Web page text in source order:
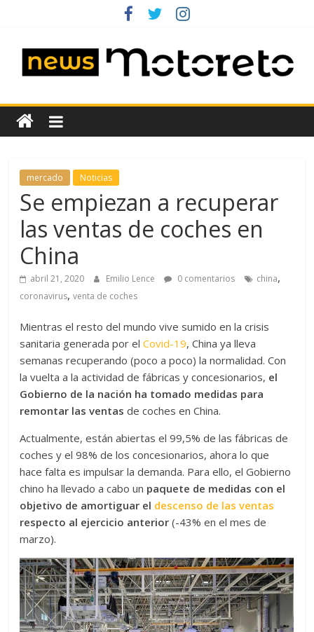
News
Motoreto
Noticias
coches
ocasión
mercado Noticias
Se empiezan a recuperar
las ventas de coches en
China
abril 21, 2020 Emilio Lence 0 comentarios china,
coronavirus,venta de coches
Mientras el resto del mundo vive sumido en la crisis
sanitaria generada por elCovid-19, China ya lleva
semanas recuperando (poco a poco) la normalidad. Con
la vuelta a la actividad de fábricas y concesionarios, el
Gobierno de la nación ha tomado medidas para
remontar las ventasde coches en China.
Actualmente, están abiertas el 99,5% de las fábricas de
coches y el 98% de los concesionarios, ahora lo que
hace falta es impulsar la demanda. Para ello, el Gobierno
chino ha llevado a cabo un paquete de medidas con el
objetivo de amortiguar el descenso de las ventas
respecto al ejercicio anterior (-43% en el mes de
marzo).